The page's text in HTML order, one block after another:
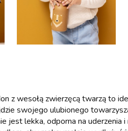
z wesołą zwierzęcą twarzą to
swojego ulubionego
jest lekka, odporna na